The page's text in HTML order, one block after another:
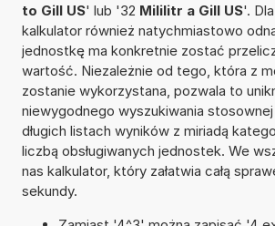
to Gill US' lub '32 Mililitr a Gill US'.
kalkulator również natychmiastowo
jednostkę ma konkretnie zostać
wartość. Niezależnie od tego, która z
zostanie wykorzystana, pozwala to
niewygodnego wyszukiwania
długich listach wyników z miriadą
liczbą obsługiwanych jednostek. We
nas kalkulator, który załatwia całą
sekundy.